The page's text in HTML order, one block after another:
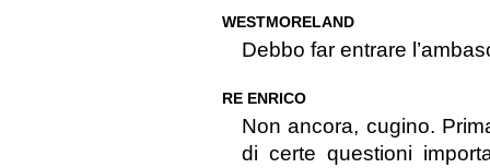
WESTMORELAND
Debbo far entrare
RE ENRICO
Non ancora, cugino.
di certe questioni